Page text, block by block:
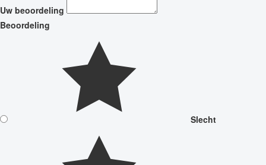
Uw beoordeling
Beoordeling
Slecht